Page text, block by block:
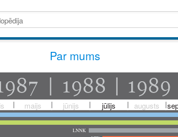
Par mums
maijs jūnijs jūlijs augusts
LNNK